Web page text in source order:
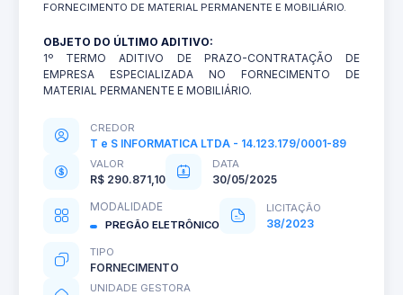
FORNECIMENTO DE MATERIAL PERMANENTE E MOBILIÁRIO.
OBJETO DO ÚLTIMO ADITIVO:
1º TERMO ADITIVO DE PRAZO-CONTRATAÇÃO DE
EMPRESA ESPECIALIZADA NO FORNECIMENTO DE
MATERIAL PERMANENTE E MOBILIÁRIO.
CREDOR
T e S INFORMATICA LTDA - 14.123.179/0001-89
VALOR
R$ 290.871,10
DATA
30/05/2025
MODALIDADE
PREGÃO ELETRÔNICO
LICITAÇÃO
38/2023
TIPO
FORNECIMENTO
UNIDADE GESTORA